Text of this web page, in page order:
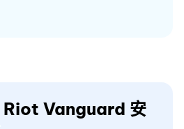
Riot Vanguard 安